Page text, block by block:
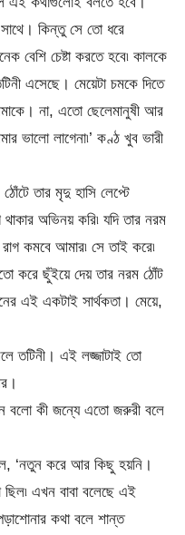
সাথে। কিন্তু সে তো ধরে
বেশি চেষ্টা করতে হবে৷ কালকে
এসেছে। মেয়েটা চমকে দিতে
না, এতো ছেলেমানুষী আর
ভালো লাগেনা৷’ কণ্ঠ খুব ভারী
তার মৃদু হাসি লেপ্টে
অভিনয় করি৷ যদি তার নরম
কমবে আমার৷ সে তাই করে৷
করে ছুঁইয়ে দেয় তার নরম ঠোঁট
এই একটাই সার্থকতা। মেয়ে,
তটিনী। এই লজ্জাটাই তো
বলো কী জন্যে এতো জরুরী বলে
‘নতুন করে আর কিছু হয়নি।
ছিল৷ এখন বাবা বলেছে এই
কথা বলে শান্ত